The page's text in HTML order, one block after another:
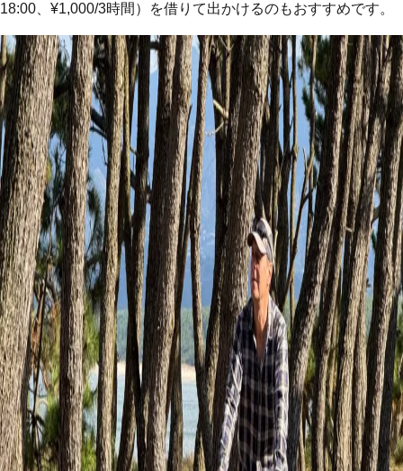
18:00、¥1,000/3時間）を借りて出かけるのもおすすめです。